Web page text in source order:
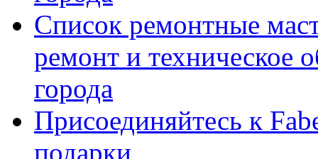
Список ремонтные
ремонт и техническое
города
Присоединяйтесь к
подарки